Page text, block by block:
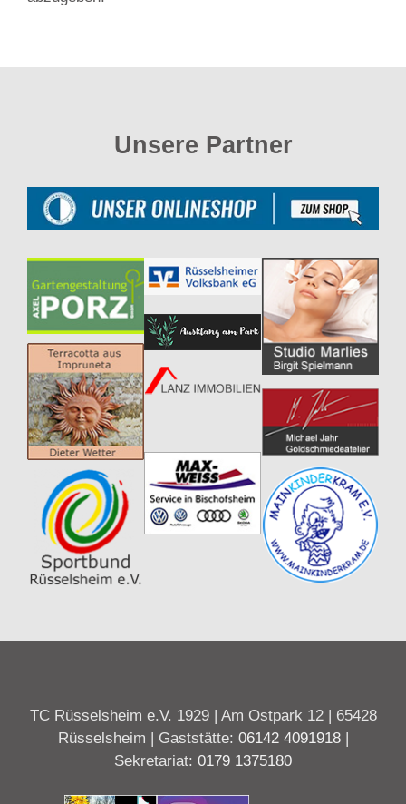
Unsere Partner
TC Rüsselsheim e.V. 1929 | Am Ostpark 12 | 65428
Rüsselsheim | Gaststätte: 06142 4091918|
Sekretariat: 0179 1375180